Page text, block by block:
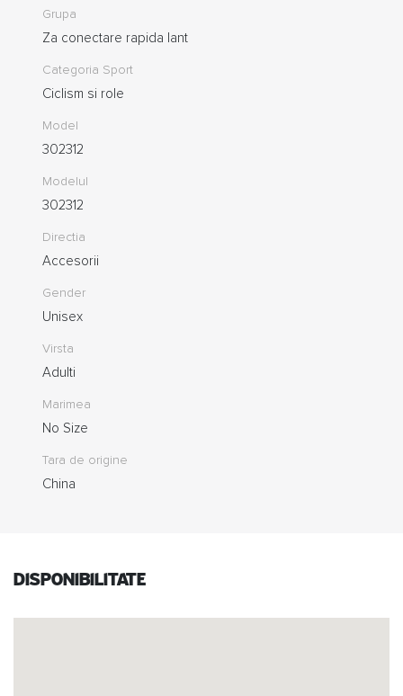
Grupa
Za conectare rapida lant
Categoria Sport
Ciclism si role
Model
302312
Modelul
302312
Directia
Accesorii
Gender
Unisex
Virsta
Adulti
Marimea
No Size
Tara de origine
China
Disponibilitate